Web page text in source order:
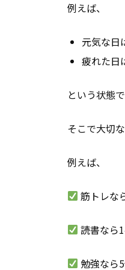
例えば、
元気な日
疲れた日
という状態
そこで大切
例えば、
筋トレな
読書なら
勉強なら